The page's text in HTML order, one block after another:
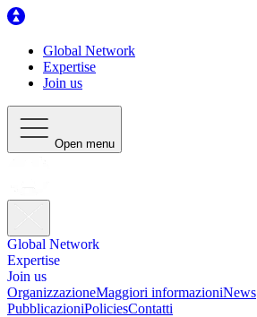
Global Network
Expertise
Join us
Open menu
Global Network
Expertise
Join us
OrganizzazioneMaggiori informazioniNews
PubblicazioniPoliciesContatti